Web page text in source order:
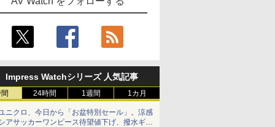
Impress Watchシリーズ 人気記事
24時間 1週間 1カ月
ニクロ、今日から「お盆特別セール」。涼感
アサッカーワンピース待望値下げ、撥水ギア